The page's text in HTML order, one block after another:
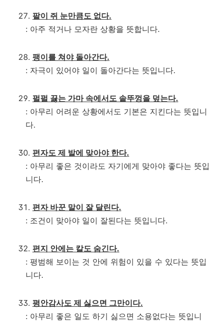
팥이 쥐 눈만큼도 없다.
: 아주 적거나 모자란 상황을 뜻합니다.
팽이를 쳐야 돌아간다.
: 자극이 있어야 일이 돌아간다는 뜻입니다.
펄펄 끓는 가마 속에서도 솥뚜껑을 덮는다.
: 아무리 어려운 상황에서도 기본은 지킨다는 뜻입니
다.
편자도 제 발에 맞아야 한다.
: 아무리 좋은 것이라도 자기에게 맞아야 좋다는 뜻입
니다.
편자 바꾼 말이 잘 달린다.
: 조건이 맞아야 일이 잘된다는 뜻입니다.
편지 안에는 칼도 숨긴다.
: 평범해 보이는 것 안에 위험이 있을 수 있다는 뜻입
니다.
평안감사도 제 싫으면 그만이다.
: 아무리 좋은 일도 하기 싫으면 소용없다는 뜻입니